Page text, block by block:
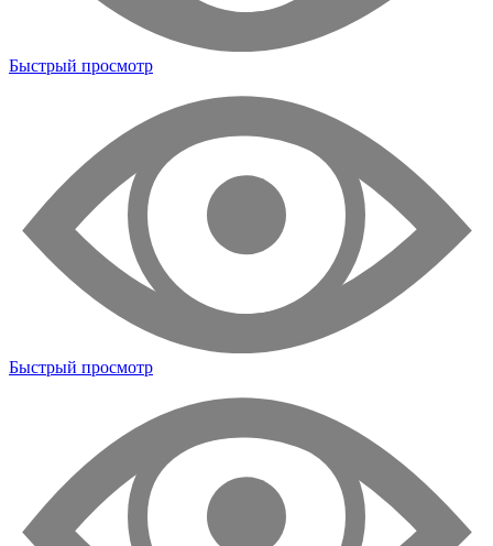
Быстрый просмотр
Быстрый просмотр